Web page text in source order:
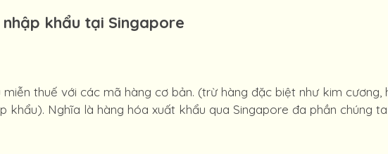
khẩu tại Singapore
thuế với các mã hàng cơ bản. (trừ hàng đặc biệt như kim
khẩu). Nghĩa là hàng hóa xuất khẩu qua Singapore đa phần chúng